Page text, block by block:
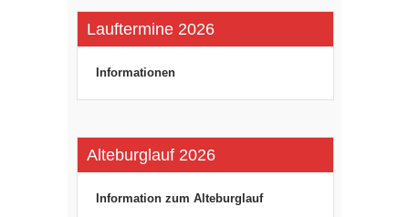
Lauftermine 2026
Informationen
Alteburglauf 2026
Information zum Alteburglauf